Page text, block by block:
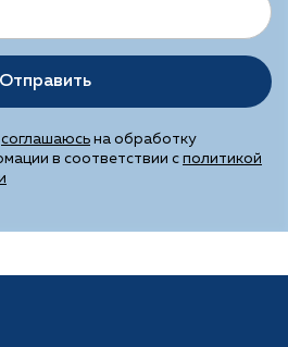
Отправить
соглашаюсь на обработку
в соответствии с политикой